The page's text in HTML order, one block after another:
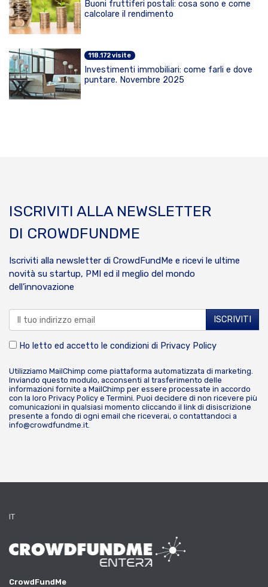
Buoni fruttiferi postali: cosa sono e come
calcolare il rendimento
118.172 visite
Investimenti immobiliari: come farli e dove
puntare. Novembre 2025
ISCRIVITI ALLA NEWSLETTER
DI CROWDFUNDME
Iscriviti alla newsletter di CrowdFundMe e ricevi le ultime
novità su startup, PMI ed il meglio del mondo
dell’innovazione
Ho letto ed accetto le condizioni di Privacy Policy
Utilizziamo MailChimp come piattaforma automatizzata di marketing.
Inviando questo modulo, acconsenti al trasferimento delle
informazioni fornite a MailChimp per essere processate in accordo
con la loro Privacy Policy e Termini . Puoi decidere di non ricevere più
comunicazioni in qualsiasi momento cliccando il link di disiscrizione
presente a fondo di ogni email che riceverai, o contattandoci a
info@crowdfundme.it
IT
CrowdFundMe